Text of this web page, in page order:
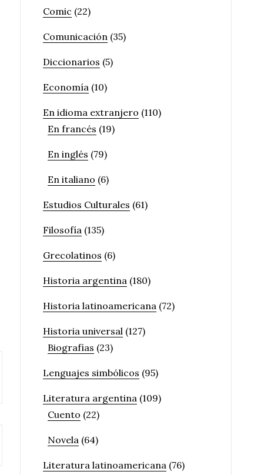
Comic (22)
Comunicación (35)
Diccionarios (5)
Economía (10)
En idioma extranjero (110)
En francés (19)
En inglés (79)
En italiano (6)
Estudios Culturales (61)
Filosofía (135)
Grecolatinos (6)
Historia argentina (180)
Historia latinoamericana (72)
Historia universal (127)
Biografías (23)
Lenguajes simbólicos (95)
Literatura argentina (109)
Cuento (22)
Novela (64)
Literatura latinoamericana (76)